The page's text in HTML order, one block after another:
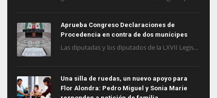
Aprueba Congreso Declaraciones de
Procedencia en contra de dos munícipes
Las diputadas y los diputados de la LXVII Legis...
Una silla de ruedas, un nuevo apoyo para
Flor Alondra: Pedro Miguel y Sonia Marie